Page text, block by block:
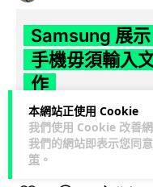
本網站正使用 Cookie
我們使用 Cookie 改善
我們的網站即表示您同
策 。
Samsung 展
手機毋須輸入
作
Samsung 電子 MX 部門
表示，品牌正推動
文